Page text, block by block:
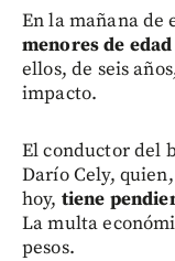
En la mañana de
menores de edad
ellos, de seis
impacto.
El conductor del
Darío Cely,
hoy, tiene
La multa
pesos.